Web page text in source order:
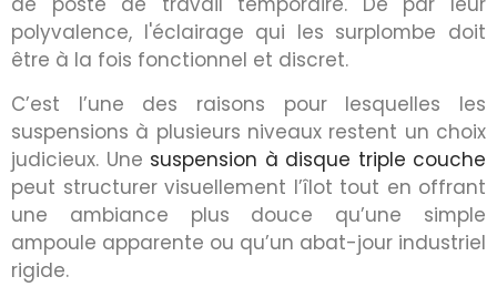
polyvalence, l'éclairage qui les surplombe doit
être à la fois fonctionnel et discret.
C’est l’une des raisons pour lesquelles les
suspensions à plusieurs niveaux restent un choix
judicieux. Une suspension à disque triple couche
peut structurer visuellement l’îlot tout en offrant
une ambiance plus douce qu’une simple
ampoule apparente ou qu’un abat-jour industriel
rigide.